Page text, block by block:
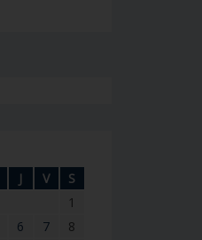
J V
S
1
6 7
8